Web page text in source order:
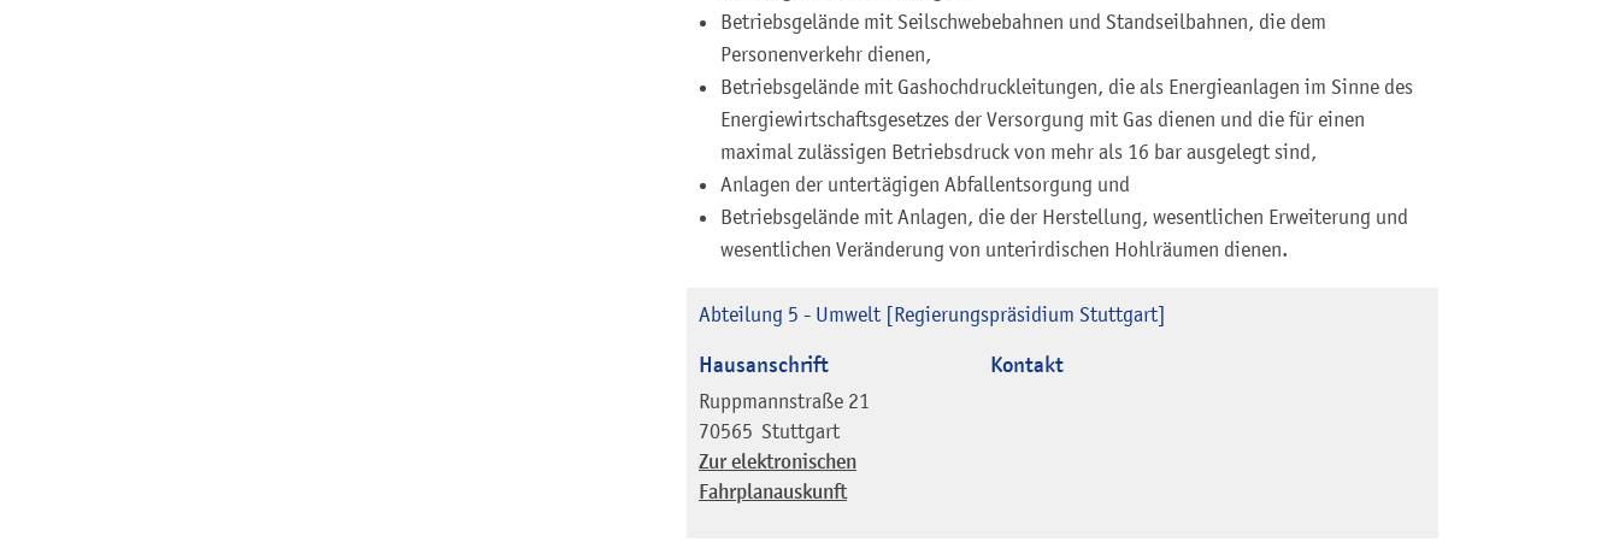
Betriebsgelände mit Seilschwebebahnen und Standseilbahnen, die dem
Personenverkehr dienen,
Betriebsgelände mit Gashochdruckleitungen, die als Energieanlagen im Sinne des
Energiewirtschaftsgesetzes der Versorgung mit Gas dienen und die für einen
maximal zulässigen Betriebsdruck von mehr als 16 bar ausgelegt sind,
Anlagen der untertägigen Abfallentsorgung und
Betriebsgelände mit Anlagen, die der Herstellung, wesentlichen Erweiterung und
wesentlichen Veränderung von unterirdischen Hohlräumen dienen.
Abteilung 5 - Umwelt [Regierungspräsidium Stuttgart]
Hausanschrift
Ruppmannstraße 21
70565 Stuttgart
Zur elektronischen
Fahrplanauskunft
Kontakt